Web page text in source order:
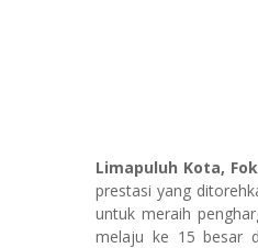
Limapuluh Kota,
prestasi yang
untuk meraih
melaju ke 15 besar